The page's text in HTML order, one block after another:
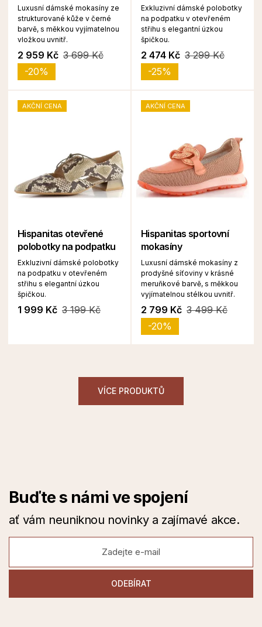
Luxusní dámské mokasíny ze
strukturované kůže v černé
barvě, s měkkou vyjímatelnou
vložkou uvnitř.
2 959 Kč 3 699 Kč
-20%
Exkluzivní dámské polobotky
na podpatku v otevřeném
střihu s elegantní úzkou
špičkou.
2 474 Kč 3 299 Kč
-25%
AKČNÍ CENA
Hispanitas otevřené
polobotky na podpatku
Exkluzivní dámské polobotky
na podpatku v otevřeném
střihu s elegantní úzkou
špičkou.
1 999 Kč 3 199 Kč
AKČNÍ CENA
Hispanitas sportovní
mokasíny
Luxusní dámské mokasíny z
prodyšné síťoviny v krásné
meruňkové barvě, s měkkou
vyjímatelnou stélkou uvnitř.
2 799 Kč 3 499 Kč
-20%
VÍCE PRODUKTŮ
Buďte s námi ve spojení
ať vám neuniknou novinky a zajímavé akce.